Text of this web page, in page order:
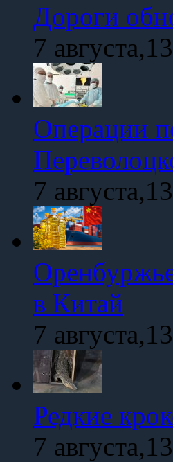
Дороги
7
Операции
7
в Китай
7
Редкие
7